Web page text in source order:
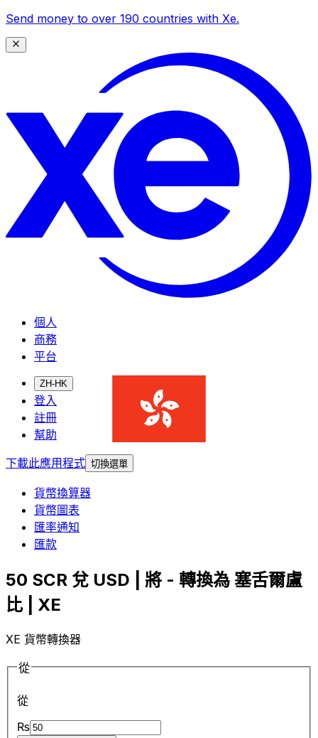
Send money to over 190 countries with Xe.
個人
商務
平台
ZH-HK
登入
註冊
幫助
下載此應用程式 切換選單
貨幣換算器
貨幣圖表
匯率通知
匯款
50 SCR 兌 USD | 將 - 轉換為 塞舌爾盧
比 | XE
XE 貨幣轉換器
從
從
₨